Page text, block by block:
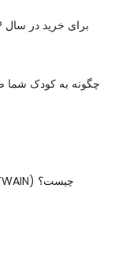
چگونه به کودک شما
فناوری بدون یک نام جالب (TWAIN) چیست؟